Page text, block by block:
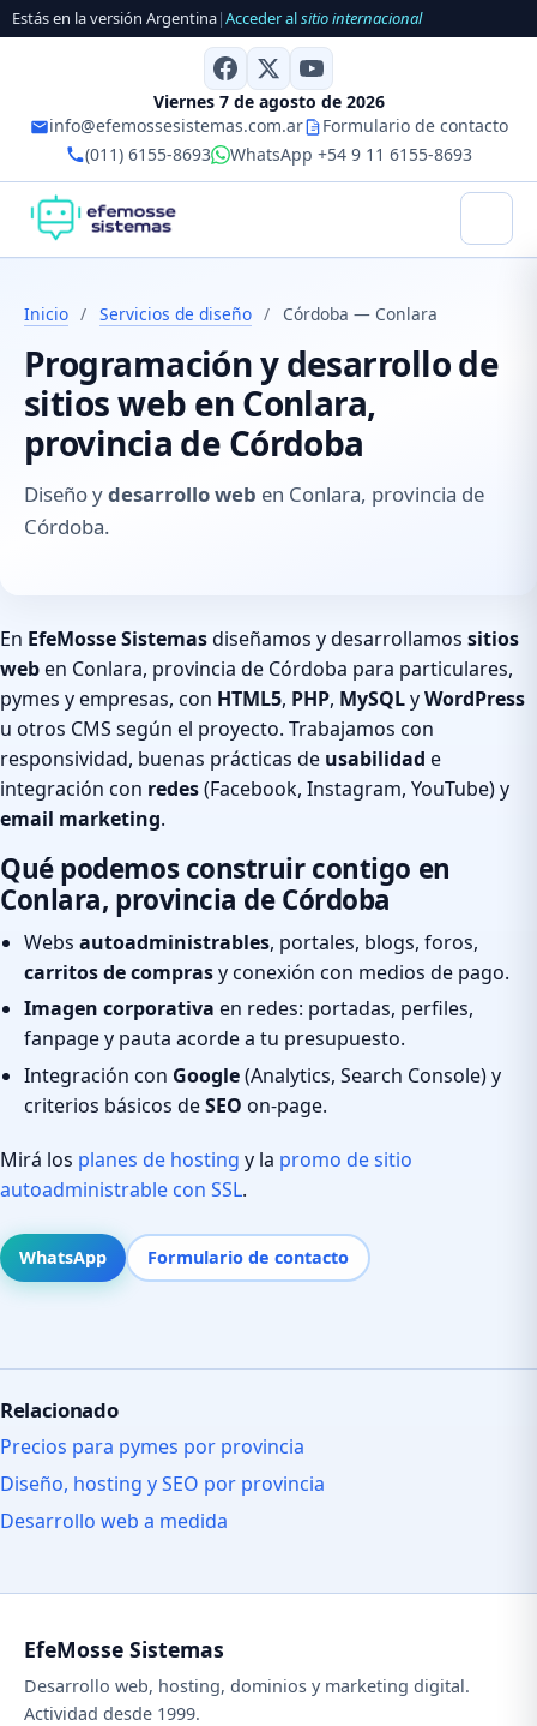
Estás en la versión Argentina|Acceder alsitio internacional
Viernes 7 de agosto de 2026
info@efemossesistemas.com.ar
Formulario de contacto
(011) 6155-8693
WhatsApp +54 9 11 6155-8693
Inicio / Servicios de diseño / Córdoba — Conlara
Programación y desarrollo de
sitios web en Conlara,
provincia de Córdoba
Diseño ydesarrollo web en Conlara, provincia de
Córdoba.
En EfeMosse Sistemasdiseñamos y desarrollamos sitios
weben Conlara, provincia de Córdoba para particulares,
pymes y empresas, con HTML5, PHP, MySQLyWordPress
u otros CMS según el proyecto. Trabajamos con
responsividad, buenas prácticas de usabilidad e
integración con redes(Facebook, Instagram, YouTube) y
email marketing.
Qué podemos construir contigo en
Conlara, provincia de Córdoba
Webs autoadministrables, portales, blogs, foros,
carritos de comprasy conexión con medios de pago.
Imagen corporativa en redes: portadas, perfiles,
fanpage y pauta acorde a tu presupuesto.
Integración con Google(Analytics, Search Console) y
criterios básicos deSEO on-page.
Mirá los planes de hosting y la promo de sitio
autoadministrable con SSL.
WhatsApp Formulario de contacto
Relacionado
Precios para pymes por provincia
Diseño, hosting y SEO por provincia
Desarrollo web a medida
EfeMosse Sistemas
Desarrollo web, hosting, dominios y marketing digital.
Actividad desde 1999.